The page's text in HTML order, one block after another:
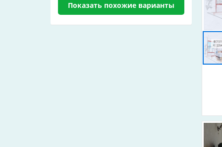
Показать похожие варианты